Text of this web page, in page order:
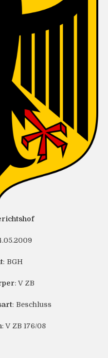
: BGH
: V ZB
: Beschluss
: V ZB 176/08